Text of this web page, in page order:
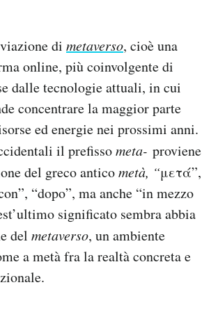
di metaverso, cioè una
online, più coinvolgente di
dalle tecnologie attuali, in cui
concentrare la maggior parte
ed energie nei prossimi anni.
il prefissometa- proviene
del greco anticometà, “μετά”,
“dopo”, ma anche “in mezzo
significato sembra abbia
del metaverso, un ambiente
a metà fra la realtà concreta e